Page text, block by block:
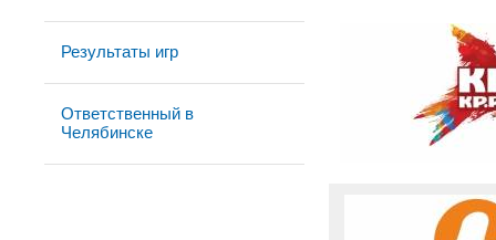
Результаты игр
Ответственный в
Челябинске